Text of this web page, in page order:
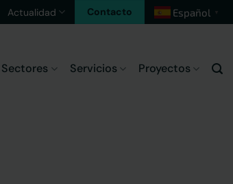
Actualidad Contacto Español ▼
Sectores Servicios Proyectos